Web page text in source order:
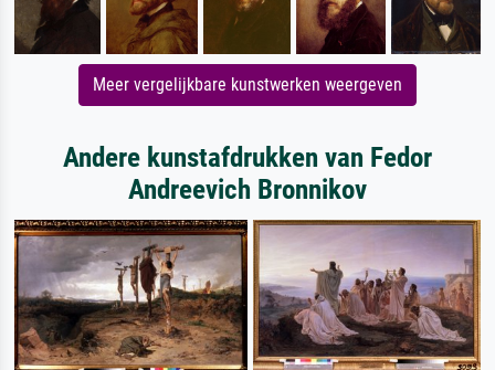
Meer vergelijkbare kunstwerken weergeven
Andere kunstafdrukken van Fedor
Andreevich Bronnikov